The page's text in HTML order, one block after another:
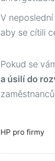
V
aby se cítili
Pokud se
a úsilí do
HP pro firmy